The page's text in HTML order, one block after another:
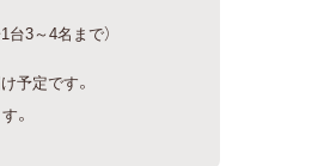
台3～4名まで）
予定です。
。